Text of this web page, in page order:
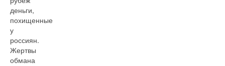
деньги,
похищенные
у
россиян.
Жертвы
обмана